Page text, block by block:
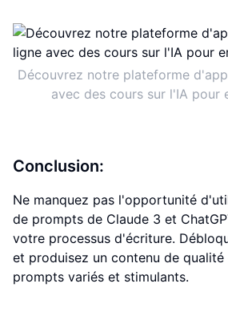
Découvrez notre plateforme
avec des cours sur l'IA pour
Conclusion:
Ne manquez pas l'opportunité
de prompts de Claude 3 et
votre processus d'écriture.
et produisez un contenu de qualité
prompts variés et stimulants.